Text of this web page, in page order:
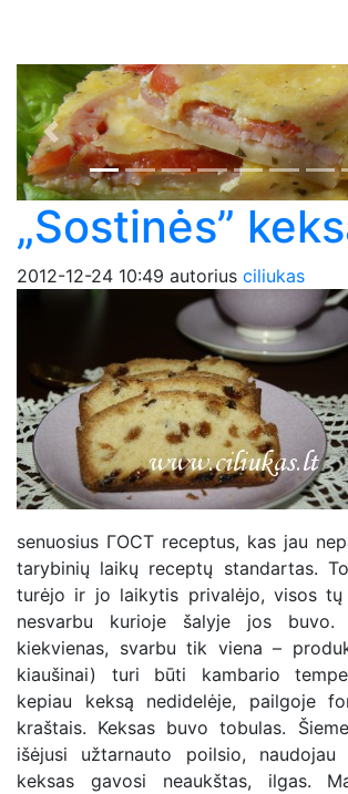
Previous
„Sostinės”
2012-12-24 10:49 autorius ciliukas
senuosius ГОСТ receptus, kas jau
tarybinių laikų receptų standartas.
turėjo ir jo laikytis privalėjo, visos tų
nesvarbu kurioje šalyje jos
kiekvienas, svarbu tik viena –
kiaušinai) turi būti kambario
kepiau keksą nedidelėje, pailgoje
kraštais. Keksas buvo tobulas.
išėjusi užtarnauto poilsio,
keksas gavosi neaukštas, ilgas.